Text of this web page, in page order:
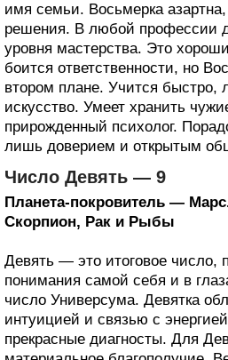
имя семьи. Восьмерка
решения. В любой профессии
уровня мастерства. Это
боится ответственности, но
втором плане. Учится быстро,
искусство. Умеет хранить
прирожденный психолог.
лишь доверием и открытым
Число Девять — 9
Планета-покровитель —
Скорпион, Рак и Рыбы
Девять — это итоговое число,
понимания самой себя и в
число Универсума. Девятка
интуицией и связью с
прекрасные диагносты. Для